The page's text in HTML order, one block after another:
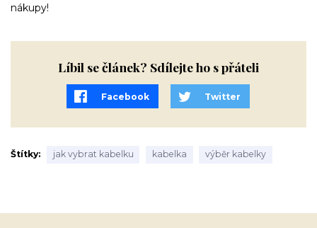
nákupy!
Líbil se článek? Sdílejte ho s přáteli
Facebook Twitter
Štítky jak vybrat kabelku kabelka výběr kabelky